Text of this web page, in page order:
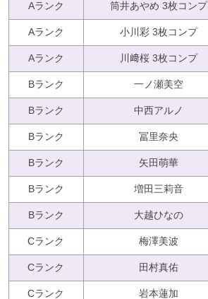
Aランク 筒井あやめ 3枚コンプ
Aランク 小川彩 3枚コンプ
Aランク 川﨑桜 3枚コンプ
Bランク 一ノ瀬美空
Bランク 中西アルノ
Bランク 冨里奈央
Bランク 矢田萌華
Bランク 増田三莉音
Bランク 大越ひなの
Cランク 梅澤美波
Cランク 田村真佑
Cランク 岩本蓮加